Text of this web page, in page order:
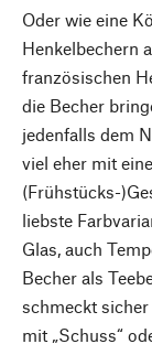
Oder wie eine
Henkelbechern
französischen
die Becher
jedenfalls dem
viel eher mit
(Frühstücks-
liebste
Glas, auch
Becher als
schmeckt
mit „Schuss“